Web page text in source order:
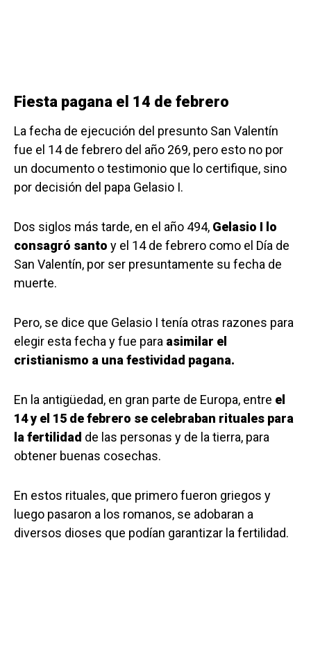
Fiesta pagana el 14 de febrero
La fecha de ejecución del presunto San Valentín
fue el 14 de febrero del año 269, pero esto no por
un documento o testimonio que lo certifique, sino
por decisión del papa Gelasio I.
Dos siglos más tarde, en el año 494, Gelasio I lo
consagró santo y el 14 de febrero como el Día de
San Valentín, por ser presuntamente su fecha de
muerte.
Pero, se dice que Gelasio I tenía otras razones para
elegir esta fecha y fue para asimilar el
cristianismo a una festividad pagana.
En la antigüedad, en gran parte de Europa, entre el
14 y el 15 de febrero se celebraban rituales para
la fertilidad de las personas y de la tierra, para
obtener buenas cosechas.
En estos rituales, que primero fueron griegos y
luego pasaron a los romanos, se adobaran a
diversos dioses que podían garantizar la fertilidad.